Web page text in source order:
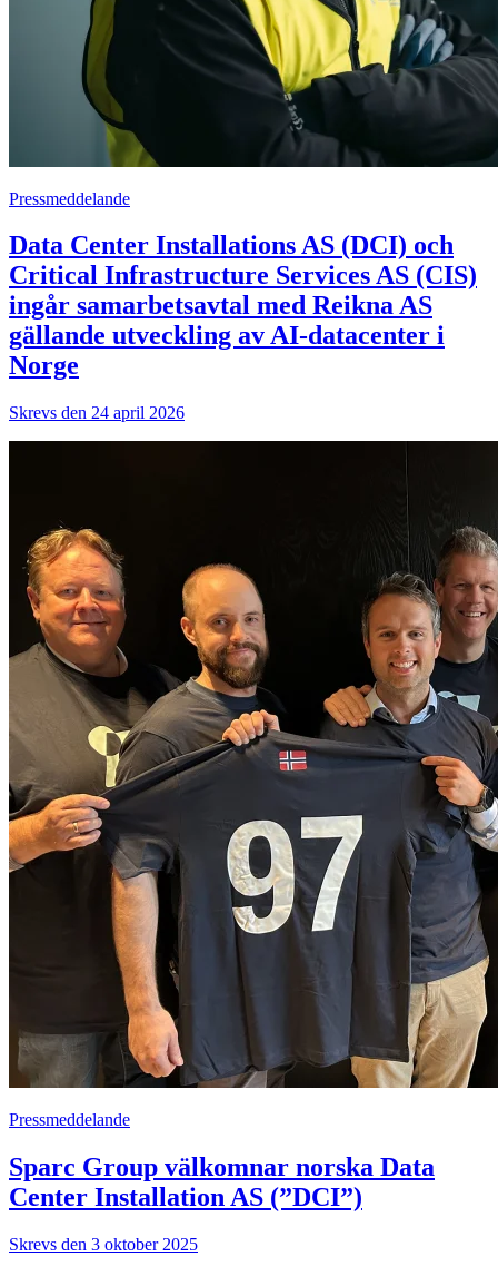
Pressmeddelande
Data Center Installations AS (DCI) och
Critical Infrastructure Services AS (CIS)
ingår samarbetsavtal med Reikna AS
gällande utveckling av AI-datacenter i
Norge
Skrevs den 24 april 2026
Pressmeddelande
Sparc Group välkomnar norska Data
Center Installation AS (”DCI”)
Skrevs den 3 oktober 2025